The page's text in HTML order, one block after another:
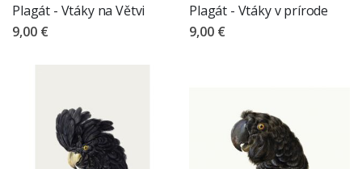
Plagát - Vtáky na Větvi
9,00 €
Plagát - Vtáky v prírode
9,00 €